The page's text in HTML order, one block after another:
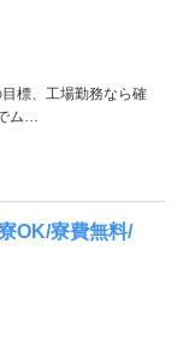
標、工場勤務なら確
ム…
OK/寮費無料/